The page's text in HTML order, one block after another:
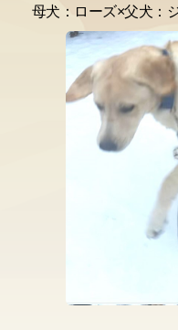
母犬：ローズ×父犬：